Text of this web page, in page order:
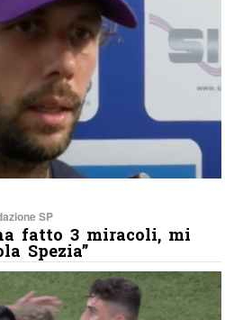
SP
fatto 3 miracoli, mi
Spezia”